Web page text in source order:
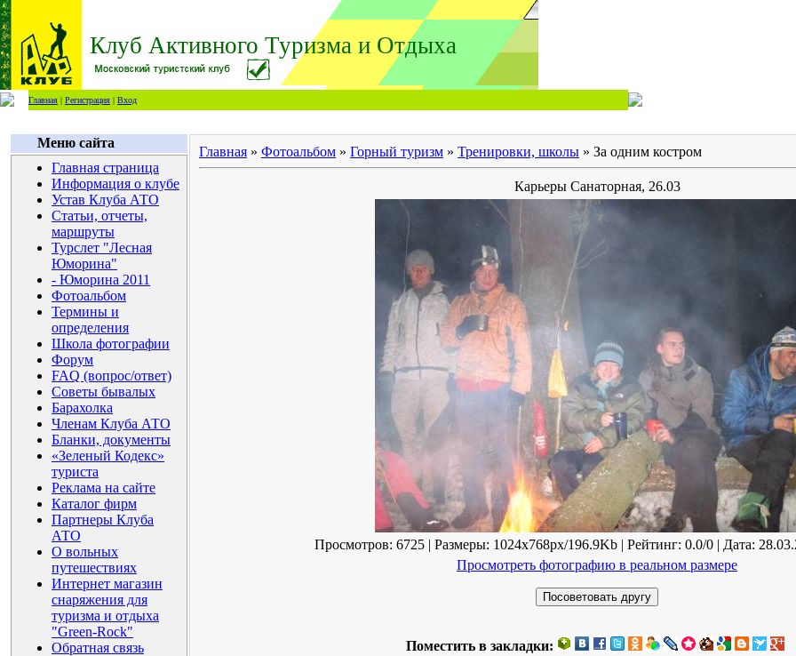
Клуб Активного Туризма и Отдыха
Главная | Регистрация | Вход
Меню сайта
Главная страница
Информация о клубе
Устав Клуба АТО
Статьи, отчеты,
маршруты
Турслет "Лесная
Юморина"
- Юморина 2011
Фотоальбом
Термины и
определения
Школа фотографии
Форум
FAQ (вопрос/ответ)
Советы бывалых
Барахолка
Членам Клуба АТО
Бланки, документы
«Зеленый Кодекс»
туриста
Реклама на сайте
Каталог фирм
Партнеры Клуба
АТО
О вольных
путешествиях
Интернет магазин
снаряжения для
туризма и отдыха
"Green-Rock"
Обратная связь
Главная » Фотоальбом » Горный туризм » Тренировки, школы » За одним костром
Карьеры Санаторная, 26.03
Просмотров: 6725 | Размеры: 1024x768px/196.9Kb | Рейтинг: 0.0/0 | Дата:
Просмотреть фотографию в реальном размере
Поместить в закладки: